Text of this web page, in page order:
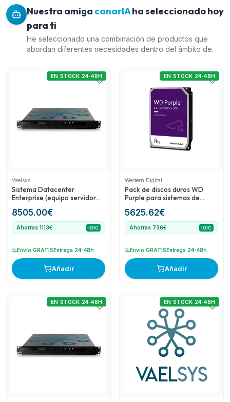
Nuestra amiga canarIAha seleccionado hoy
para ti
He seleccionado una combinación de productos que
abordan diferentes necesidades dentro del ámbito de
primordial para infraestructuras grandes y escalables, 4)
El Pack de discos duros WD Purple garantiza un
almacenamiento optimizado para sistemas CCTV, 12) El
Equipo servidor para reconocimiento de matrículas es
ideal para automatización de accesos, y 29) La Licencia
para usuario extra de Datacenter amplía la capacidad de
gestión del sistema. Esta selección equilibra distintas
funcionalidades y costos para satisfacer amplios
requerimientos en un sistema de vigilancia.
Vaelsys
Sistema Datacenter
Enterprise (equipo servidor
rack 1U) para 20 dispositivos
de conteo (data feed)
ampliable a 200
8505.00€
EN STOCK 24-48H
Ahorras 1113€ IGIC
Envío GRATISEntrega 24-48h
Añadir
Western Digital
Pack de discos duros WD
Purple para sistemas de
5625.62€
EN STOCK 24-48H
Ahorras 736€ IGIC
Envío GRATISEntrega 24-48h
Añadir
EN STOCK 24-48H EN STOCK 24-48H